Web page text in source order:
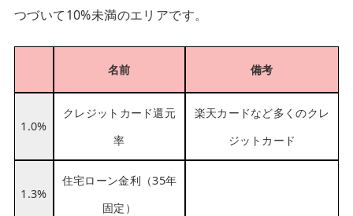
つづいて10%未満のエリアです。
名前 備考
1.0%
クレジットカード還元
率
楽天カードなど多くのクレ
ジットカード
1.3%
住宅ローン金利（35年
固定）